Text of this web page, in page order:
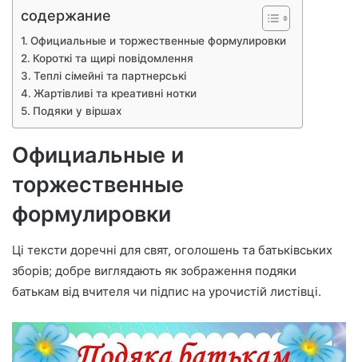
содержание
Официальные и торжественные формулировки
Короткі та щирі повідомлення
Теплі сімейні та партнерські
Жартівливі та креативні нотки
Подяки у віршах
Официальные и
торжественные
формулировки
Ці тексти доречні для свят, оголошень та батьківських
зборів; добре виглядають як зображення подяки
батькам від вчителя чи підпис на урочистій листівці.